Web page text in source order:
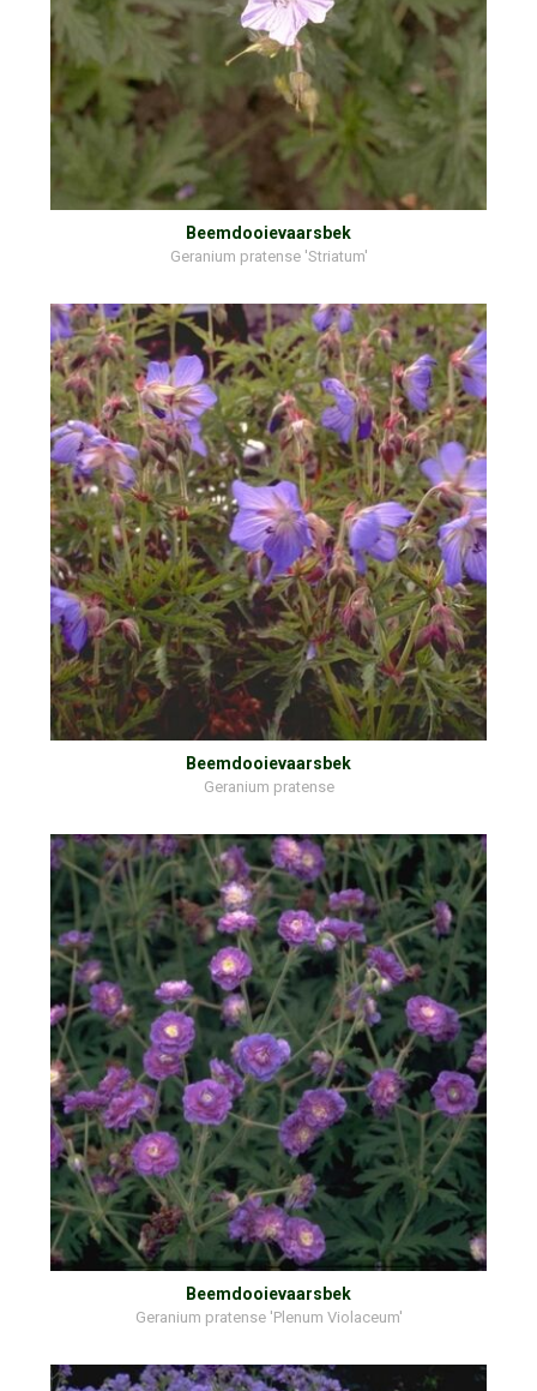
Beemdooievaarsbek
Geranium pratense 'Striatum'
Beemdooievaarsbek
Geranium pratense
Beemdooievaarsbek
Geranium pratense 'Plenum Violaceum'